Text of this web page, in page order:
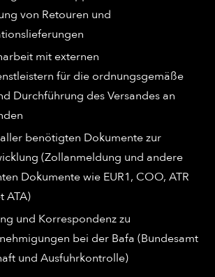
von Retouren und
mit externen
für die ordnungsgemäße
Durchführung des Versandes an
benötigten Dokumente zur
(Zollanmeldung und andere
Dokumente wie EUR1, COO, ATR
ATA)
und Korrespondenz zu
bei der Bafa (Bundesamt
und Ausfuhrkontrolle)